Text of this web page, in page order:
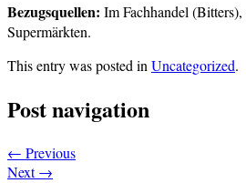
Bezugsquellen: Im Fachhandel
Supermärkten.
This entry was posted inUncategorized.
Post navigation
← Previous
Next→